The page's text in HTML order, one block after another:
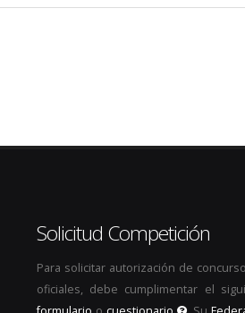
Solicitud Competición
Para solicitar autorización de
oficiales, debe cumplimentar el